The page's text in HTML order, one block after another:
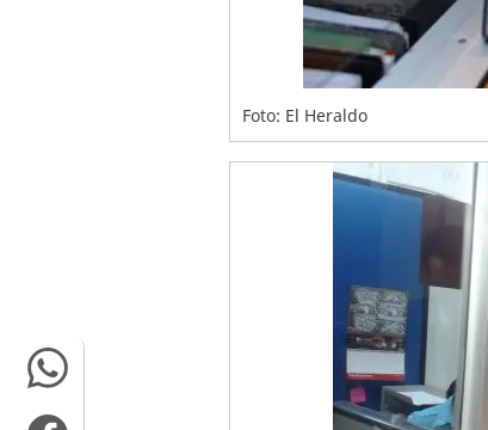
Foto: El Heraldo